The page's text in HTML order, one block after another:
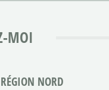
MOI
NORD